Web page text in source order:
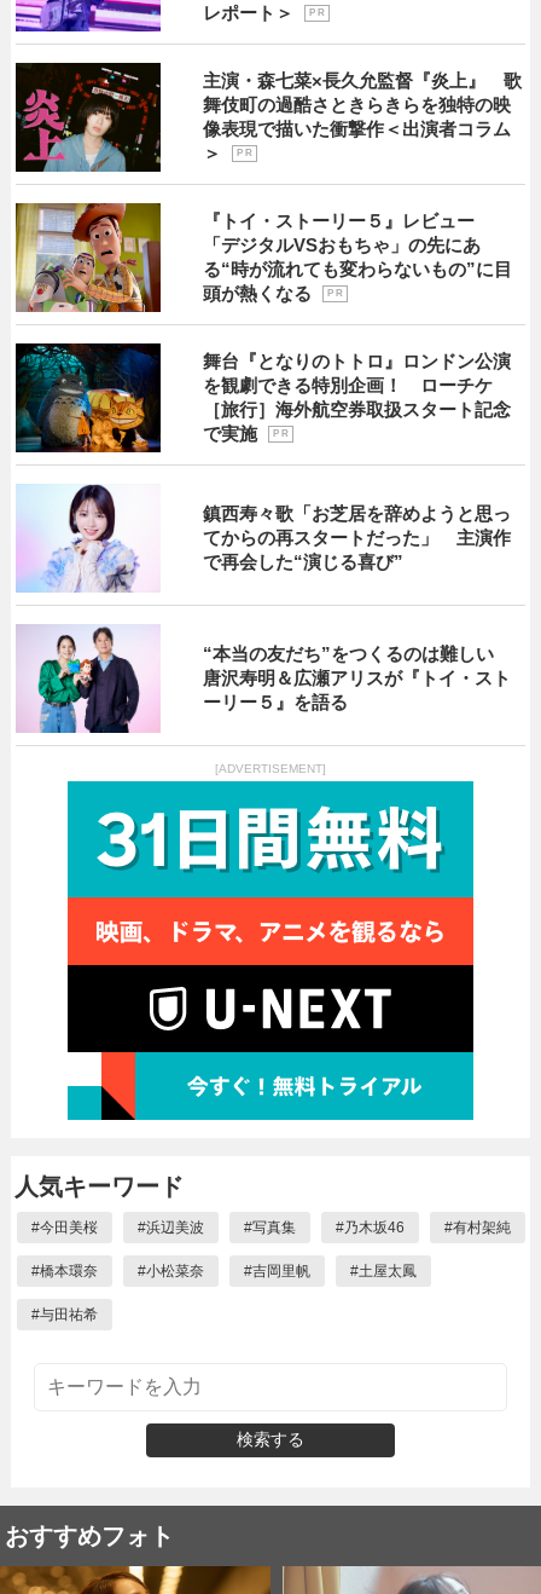
レポート＞
P R
主演・森七菜×長久允監督『炎上』 歌
舞伎町の過酷さときらきらを独特の映
像表現で描いた衝撃作＜出演者コラム
＞
P R
『トイ・ストーリー５』レビュー
「デジタルVSおもちゃ」の先にあ
る“時が流れても変わらないもの”に目
頭が熱くなる
P R
舞台『となりのトトロ』ロンドン公演
を観劇できる特別企画！ ローチケ
［旅行］海外航空券取扱スタート記念
で実施
P R
鎮西寿々歌「お芝居を辞めようと思っ
てからの再スタートだった」 主演作
で再会した“演じる喜び”
“本当の友だち”をつくるのは難しい
唐沢寿明＆広瀬アリスが『トイ・スト
ーリー５』を語る
[ADVERTISEMENT]
人気キーワード
#今田美桜 #浜辺美波 #写真集 #乃木坂46 #有村架純
#橋本環奈 #小松菜奈 #吉岡里帆 #土屋太鳳
#与田祐希
検索する
おすすめフォト